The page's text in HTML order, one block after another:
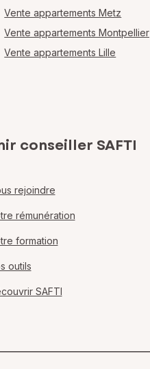
Vente appartements Metz
Vente appartements Montpellier
Vente appartements Lille
conseiller SAFTI
rejoindre
rémunération
formation
outils
SAFTI